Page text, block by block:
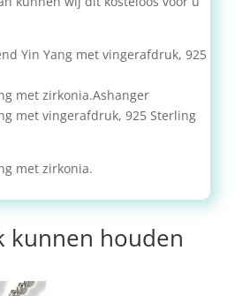
Yin Yang met vingerafdruk, 925
met zirkonia.Ashanger
met vingerafdruk, 925 Sterling
met zirkonia.
kunnen houden